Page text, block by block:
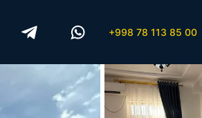
+998 78 113 85 00